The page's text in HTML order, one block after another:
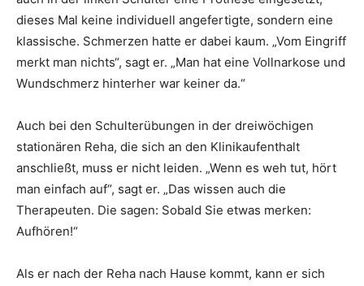
dieses Mal keine individuell angefertigte, sondern eine
klassische. Schmerzen hatte er dabei kaum. „Vom Eingriff
merkt man nichts“, sagt er. „Man hat eine Vollnarkose und
Wundschmerz hinterher war keiner da.“
Auch bei den Schulterübungen in der dreiwöchigen
stationären Reha, die sich an den Klinikaufenthalt
anschließt, muss er nicht leiden. „Wenn es weh tut, hört
man einfach auf“, sagt er. „Das wissen auch die
Therapeuten. Die sagen: Sobald Sie etwas merken:
Aufhören!“
Als er nach der Reha nach Hause kommt, kann er sich